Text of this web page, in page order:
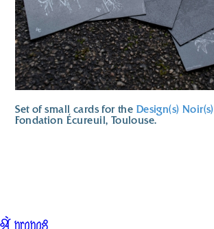
Set of small cards for the Design(s) Noir(s)
Fondation Écureuil, Toulouse.